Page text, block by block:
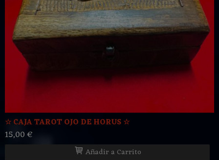
☆ CAJA TAROT OJO DE HORUS ☆
15,00 €
Añadir a Carrito